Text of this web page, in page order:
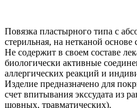
Повязка пластырного типа с
стерильная, на нетканой
Не содержит в своем составе
биологически активные
аллергических реакций и
Изделие предназначено для
счет впитывания экссудата из
шовных, травматических).